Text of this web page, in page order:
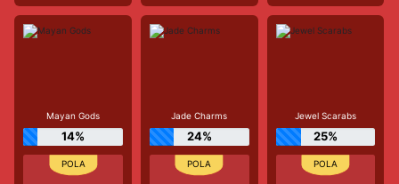
Mayan Gods
14%
Jade Charms
24%
Jewel Scarabs
25%